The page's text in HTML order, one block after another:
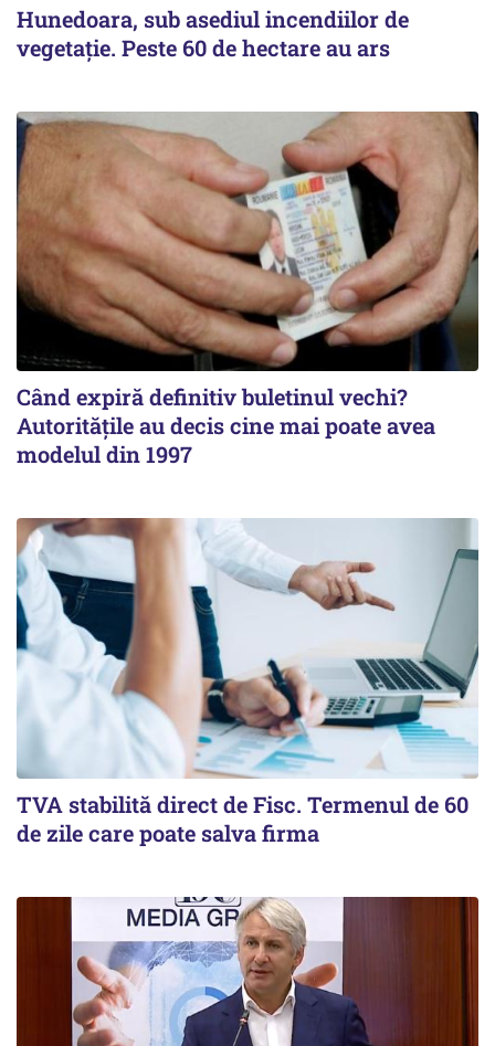
Hunedoara, sub asediul incendiilor de
vegetație. Peste 60 de hectare au ars
Când expiră definitiv buletinul vechi?
Autoritățile au decis cine mai poate avea
modelul din 1997
TVA stabilită direct de Fisc. Termenul de 60
de zile care poate salva firma